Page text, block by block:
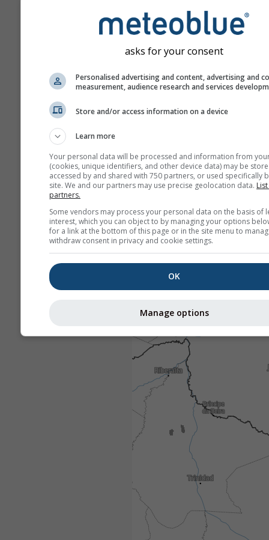
asks for your consent
Personalised advertising and content, advertising and
measurement, audience research and services
Store and/or access information on a device
Learn more
Your personal data will be processed and information from
(cookies, unique identifiers, and other device data) may be
accessed by and shared with 750 partners, or used specifically
site. We and our partners may use precise geolocation data.
partners.
Some vendors may process your personal data on the basis of
interest, which you can object to by managing your options
for a link at the bottom of this page or in the site menu to
withdraw consent in privacy and cookie settings.
OK
Manage options